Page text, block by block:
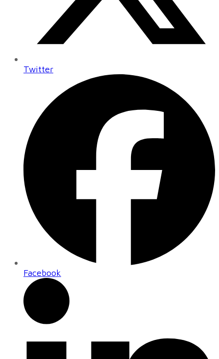
Twitter
Facebook